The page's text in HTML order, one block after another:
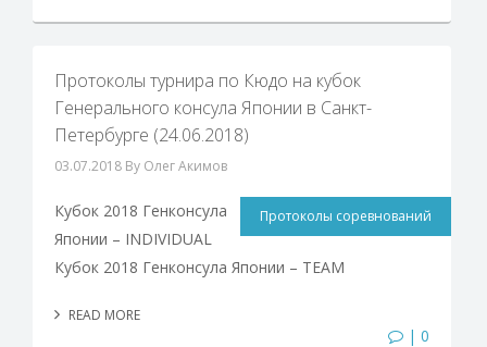
Протоколы турнира по Кюдо на кубок
Генерального консула Японии в Санкт-
Петербурге (24.06.2018)
03.07.2018 By Олег Акимов
Протоколы соревнований
Кубок 2018 Генконсула
Японии – INDIVIDUAL
Кубок 2018 Генконсула Японии – TEAM
READ MORE
| 0